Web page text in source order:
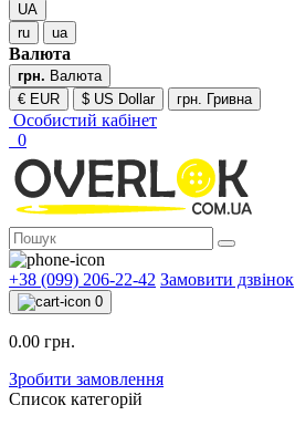
UA
ru
ua
Валюта
грн. Валюта
€ EUR
$ US Dollar грн. Гривна
Особистий кабінет
0
+38 (099) 206-22-42 Замовити дзвінок
0
0.00 грн.
Зробити замовлення
Список категорій